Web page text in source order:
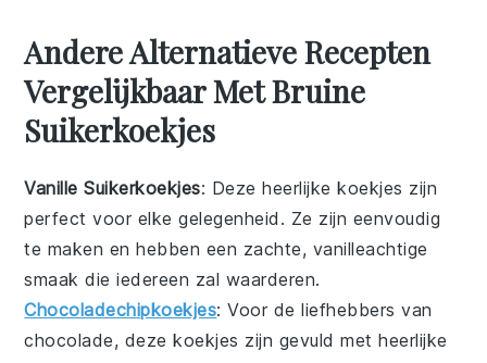
Andere Alternatieve Recepten
Vergelijkbaar Met Bruine
Suikerkoekjes
Vanille Suikerkoekjes: Deze heerlijkekoekjes zijn
perfect voor elke gelegenheid. Ze zijn eenvoudig
te maken en hebben een zachte, vanilleachtige
smaak die iedereen zal waarderen.
Chocoladechipkoekjes: Voor de liefhebbers van
chocolade, deze koekjes zijn gevuld met heerlijke